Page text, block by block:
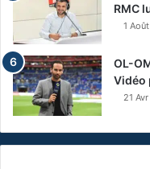
RMC
1
OL-
Vidéo
21